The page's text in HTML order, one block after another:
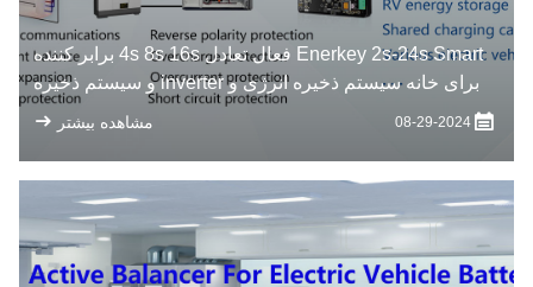
Enerkey 2s-24s Smart فعال تعادل 4s 8s 16s برابر کننده
برای خانه سیستم ذخیره انرژی و inverter و سیستم ذخیره
انرژی
08-29-2024 مشاهده بیشتر